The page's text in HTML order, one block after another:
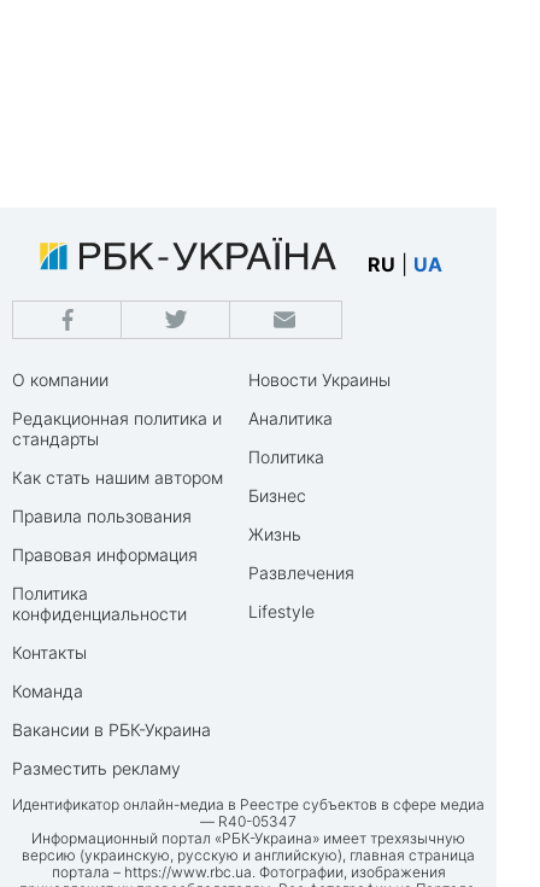
RU UA
О компании
Редакционная политика и
стандарты
Как стать нашим автором
Правила пользования
Правовая информация
Политика
конфиденциальности
Контакты
Команда
Вакансии в РБК-Украина
Разместить рекламу
Новости Украины
Аналитика
Политика
Бизнес
Жизнь
Развлечения
Lifestyle
Идентификатор онлайн-медиа в Реестре субъектов в сфере медиа
— R40-05347
Информационный портал «РБК-Украина» имеет трехязычную
версию (украинскую, русскую и английскую), главная страница
портала – https://www.rbc.ua. Фотографии, изображения